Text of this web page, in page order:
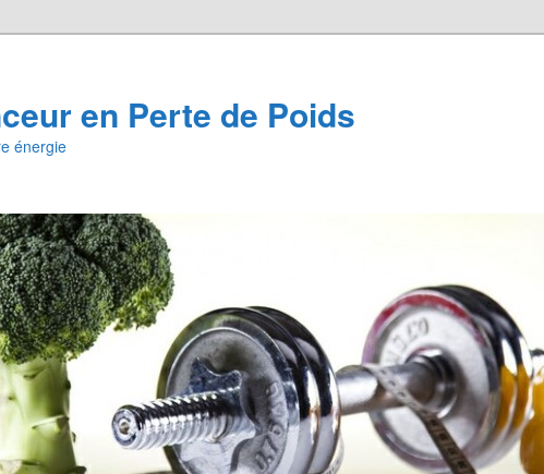
en Perte de Poids
énergie